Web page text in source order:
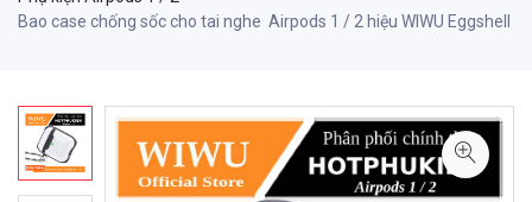
Bao case chống sốc cho tai nghe Airpods 1 / 2 hiệu WIWU Eggshell